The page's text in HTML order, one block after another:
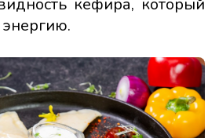
кефира, который